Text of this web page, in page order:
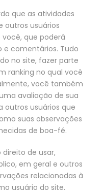
que as atividades
outros usuários
que poderá
comentários. Tudo
no site, fazer parte
ranking no qual você
você também
avaliação de sua
outros usuários que
suas observações
de boa-fé.
direito de usar,
em geral e outros
relacionadas à
usuário do site.